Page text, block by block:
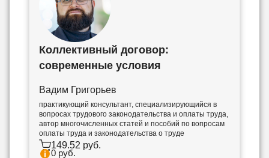
Коллективный договор:
современные условия
Вадим Григорьев
практикующий консультант, специализирующийся в
вопросах трудового законодательства и оплаты труда,
автор многочисленных статей и пособий по вопросам
оплаты труда и законодательства о труде
149.52 руб.
0 руб.